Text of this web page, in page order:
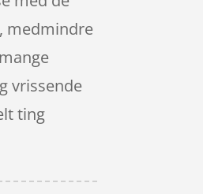
medmindre
vrissende
ting